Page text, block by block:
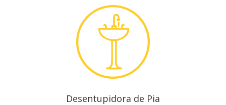
Desentupidora de Pia